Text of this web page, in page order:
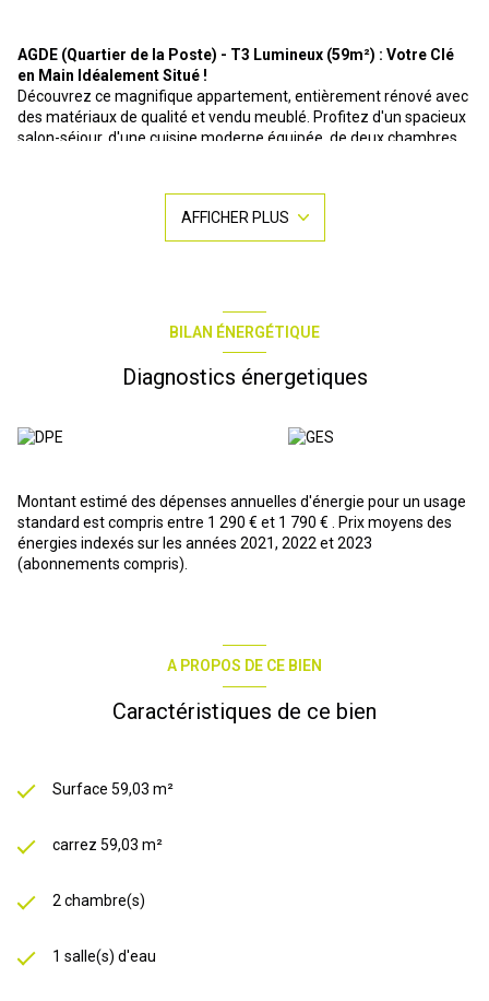
AGDE (Quartier de la Poste) - T3 Lumineux (59m²) : Votre Clé
en Main Idéalement Situé !
Découvrez ce magnifique appartement, entièrement rénové avec
des matériaux de qualité et vendu meublé. Profitez d'un spacieux
salon-séjour, d'une cuisine moderne équipée, de deux chambres
ville. Situé dans une résidence calme d'Agde, dans le quartier prisé
de la Poste, vous serez à proximité des commodités et à
seulement 4 km de la mer.
Bien soumis au statut juridique de la Copropriété. Pas de
procédure en cours. Prix TTC et Honoraires à charge vendeur TTC
Les informations sur les risques auxquels ce bien est exposé sont
AFFICHER PLUS
BILAN ÉNERGÉTIQUE
Diagnostics énergetiques
Montant estimé des dépenses annuelles d'énergie pour un usage
standard est compris entre 1 290 € et 1 790 € . Prix moyens des
énergies indexés sur les années 2021, 2022 et 2023
(abonnements compris).
A PROPOS DE CE BIEN
Caractéristiques de ce bien
Surface 59,03 m²
carrez 59,03 m²
2 chambre(s)
1 salle(s) d'eau